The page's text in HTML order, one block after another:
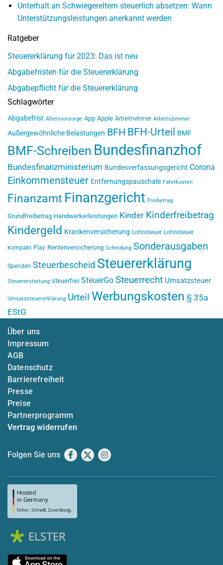
Unterhalt an Schwiegereltern steuerlich absetzen: Wann
Unterstützungsleistungen anerkannt werden
Ratgeber
Steuererklärung für 2023: Das ist neu
Abgabefristen für die Steuererklärung
Abgabepflicht für die Steuererklärung
Schlagwörter
Abgabefrist Altersvorsorge App Apple Arbeitnehmer Arbeitszimmer
Außergewöhnliche Belastungen BFH BFH-Urteil BMF
BMF-Schreiben Bundesfinanzhof
Bundesfinanzministerium Bundesverfassungsgericht Corona
Einkommensteuer Entfernungspauschale Fahrtkosten
Finanzamt Finanzgericht Freibetrag
Grundfreibetrag Handwerkerleistungen Kinder Kinderfreibetrag
Kindergeld Krankenversicherung Lohnsteuer Lohnsteuer
kompakt Play Rentenversicherung Scheidung Sonderausgaben
Spenden Steuerbescheid Steuererklärung
Steuererstattung steuerfrei SteuerGo Steuerrecht Umsatzsteuer
Umsatzsteuererklärung Urteil Werbungskosten § 35a
EStG
Über uns
Impressum
AGB
Datenschutz
Barrierefreiheit
Presse
Preise
Partnerprogramm
Vertrag widerrufen
Folgen Sie uns Facebook
X Instagram